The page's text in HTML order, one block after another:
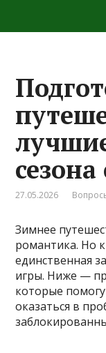
27.05.2026
Зимнее
романтика. Но
единственная
игры. Ниже —
которые
оказаться в